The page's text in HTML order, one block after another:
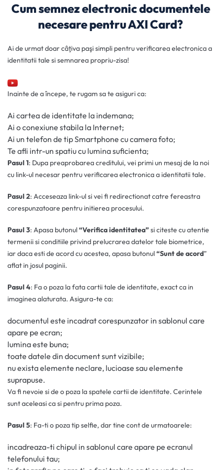
Cum semnez electronic documentele
necesare pentru AXI Card?
Ai de urmat doar câţiva paşi simpli pentru verificarea electronica a
identitatii tale si semnarea propriu-zisa!
Inainte de a începe, te rugam sa te asiguri ca:
Ai cartea de identitate la indemana;
Ai o conexiune stabila la Internet;
Ai un telefon de tip Smartphone cu camera foto;
Te afli intr-un spatiu cu lumina suficienta;
Pasul 1: Dupa preaprobarea creditului, vei primi un mesaj de la noi
cu link-ul necesar pentru verificarea electronica a identitatii tale.
Pasul 2: Acceseaza link-ul si vei fi redirectionat catre fereastra
corespunzatoare pentru initierea procesului.
Pasul 3: Apasa butonul“Verifica identitatea”si citeste cu atentie
termenii si conditiile privind prelucrarea datelor tale biometrice,
iar daca esti de acord cu acestea, apasa butonul“Sunt de acord”
aflat in josul paginii.
Pasul 4: Fa o poza la fata cartii tale de identitate, exact ca in
imaginea alaturata. Asigura-te ca:
documentul este incadrat corespunzator in sablonul care
apare pe ecran;
lumina este buna;
toate datele din document sunt vizibile;
nu exista elemente neclare, lucioase sau elemente
suprapuse.
Va fi nevoie si de o poza la spatele cartii de identitate. Cerintele
sunt aceleasi ca si pentru prima poza.
Pasul 5: Fa-ti o poza tip selfie, dar tine cont de urmatoarele:
incadreaza-ti chipul in sablonul care apare pe ecranul
telefonului tau;